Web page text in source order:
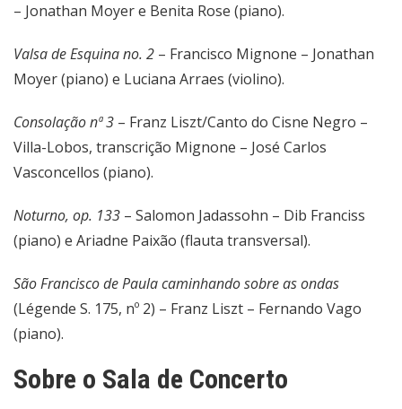
– Jonathan Moyer e Benita Rose (piano).
Valsa de Esquina no. 2 – Francisco Mignone – Jonathan
Moyer (piano) e Luciana Arraes (violino).
Consolação nª 3 – Franz Liszt/Canto do Cisne Negro –
Villa-Lobos, transcrição Mignone – José Carlos
Vasconcellos (piano).
Noturno, op. 133 – Salomon Jadassohn – Dib Franciss
(piano) e Ariadne Paixão (flauta transversal).
São Francisco de Paula caminhando sobre as ondas
(Légende S. 175, nº 2) – Franz Liszt – Fernando Vago
(piano).
Sobre o Sala de Concerto